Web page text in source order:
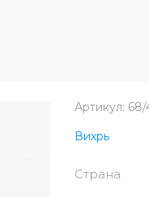
Артикул: 68/
Вихрь
Страна